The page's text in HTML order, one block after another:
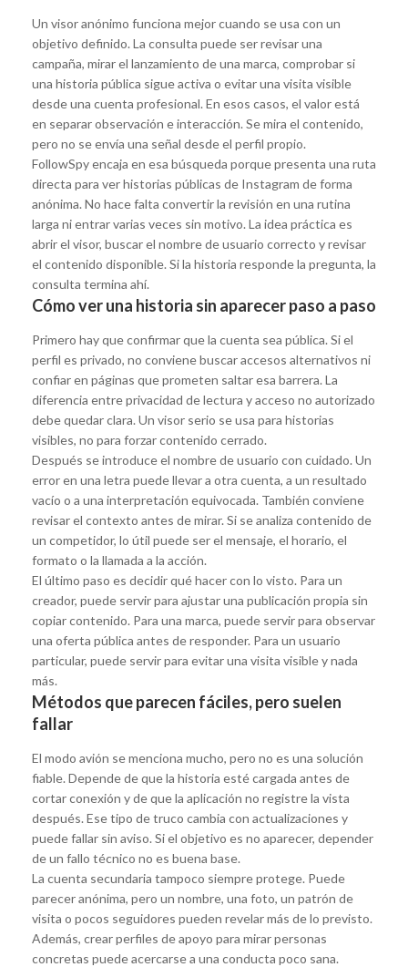
Un visor anónimo funciona mejor cuando se usa con un
objetivo definido. La consulta puede ser revisar una
campaña, mirar el lanzamiento de una marca, comprobar si
una historia pública sigue activa o evitar una visita visible
desde una cuenta profesional. En esos casos, el valor está
en separar observación e interacción. Se mira el contenido,
pero no se envía una señal desde el perfil propio.
FollowSpy encaja en esa búsqueda porque presenta una ruta
directa para ver historias públicas de Instagram de forma
anónima. No hace falta convertir la revisión en una rutina
larga ni entrar varias veces sin motivo. La idea práctica es
abrir el visor, buscar el nombre de usuario correcto y revisar
el contenido disponible. Si la historia responde la pregunta, la
consulta termina ahí.
Cómo ver una historia sin aparecer paso a paso
Primero hay que confirmar que la cuenta sea pública. Si el
perfil es privado, no conviene buscar accesos alternativos ni
confiar en páginas que prometen saltar esa barrera. La
diferencia entre privacidad de lectura y acceso no autorizado
debe quedar clara. Un visor serio se usa para historias
visibles, no para forzar contenido cerrado.
Después se introduce el nombre de usuario con cuidado. Un
error en una letra puede llevar a otra cuenta, a un resultado
vacío o a una interpretación equivocada. También conviene
revisar el contexto antes de mirar. Si se analiza contenido de
un competidor, lo útil puede ser el mensaje, el horario, el
formato o la llamada a la acción.
El último paso es decidir qué hacer con lo visto. Para un
creador, puede servir para ajustar una publicación propia sin
copiar contenido. Para una marca, puede servir para observar
una oferta pública antes de responder. Para un usuario
particular, puede servir para evitar una visita visible y nada
más.
Métodos que parecen fáciles, pero suelen
fallar
El modo avión se menciona mucho, pero no es una solución
fiable. Depende de que la historia esté cargada antes de
cortar conexión y de que la aplicación no registre la vista
después. Ese tipo de truco cambia con actualizaciones y
puede fallar sin aviso. Si el objetivo es no aparecer, depender
de un fallo técnico no es buena base.
La cuenta secundaria tampoco siempre protege. Puede
parecer anónima, pero un nombre, una foto, un patrón de
visita o pocos seguidores pueden revelar más de lo previsto.
Además, crear perfiles de apoyo para mirar personas
concretas puede acercarse a una conducta poco sana.